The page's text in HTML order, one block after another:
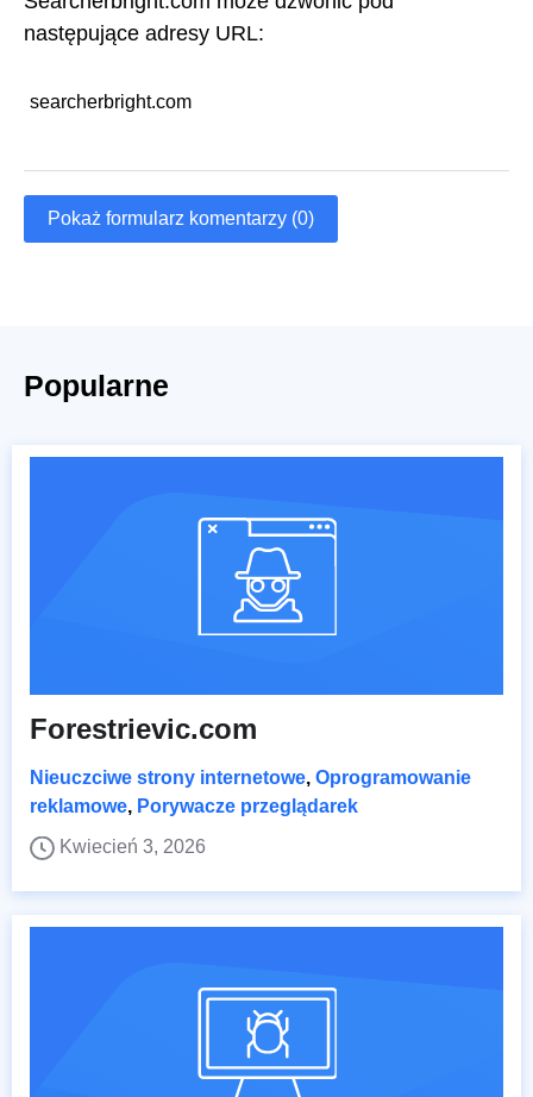
następujące adresy URL:
searcherbright.com
Pokaż formularz komentarzy (0)
Popularne
Forestrievic.com
Nieuczciwe strony internetowe, Oprogramowanie
reklamowe, Porywacze przeglądarek
Kwiecień 3, 2026